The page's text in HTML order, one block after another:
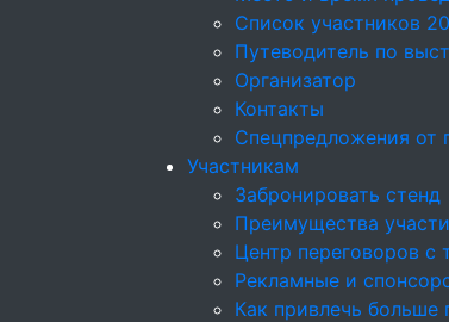
Список участников
Путеводитель по
Организатор
Контакты
Спецпредложения от
Участникам
Забронировать стенд
Преимущества
Центр переговоров
Рекламные и
Как привлечь больше